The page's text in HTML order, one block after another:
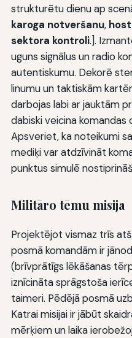
strukturētu dienu ap
karoga notveršanu,
sektora kontroli.].
uguns signālus un radio
autentiskumu. Dekorē
linumu un taktiskām
darbojas labi ar jauktām
dabiski veicina komandas
Apsveriet, ka noteikumi
mediķi var atdzīvināt
punktus simulē
Militāro tēmu misija
Projektējot vismaz trīs
posmā komandām ir
(brīvprātīgs lēkāšanas
iznīcināta sprāgstoša
taimeri. Pēdējā posmā
Katrai misijai ir jābūt
mērķiem un laika